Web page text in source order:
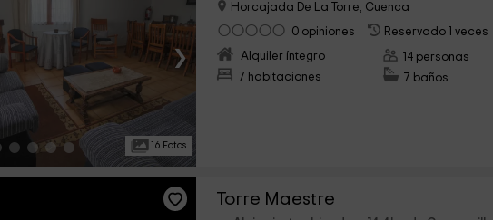
›
16 Fotos
Horcajada De La Torre, Cuenca
0 opiniones
Reservado 1 veces
Alquiler íntegro
7 habitaciones
14 personas
7 baños
Torre Maestre